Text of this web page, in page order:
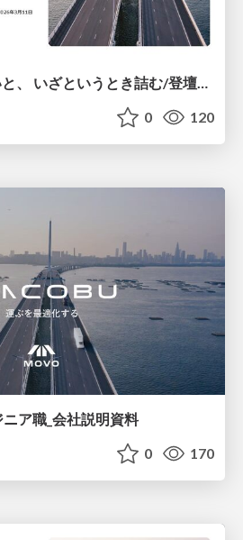
自分ごとにできないと、​ いざというとき詰む​/登壇資料（松本 寛地​）
0 120
ニア職_会社説明資料
0 170